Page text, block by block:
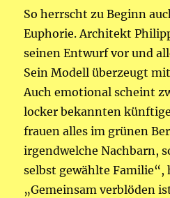
So herrscht zu Beginn
Euphorie. Architekt
seinen Entwurf vor und
Sein Modell überzeugt
Auch emotional scheint
locker bekannten
frauen alles im grünen
irgendwelche Nachbarn,
selbst gewählte Familie“,
„Gemeinsam verblöden